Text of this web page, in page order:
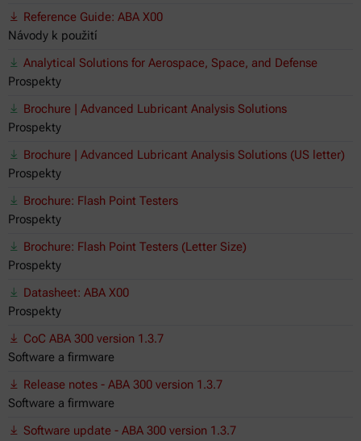
Reference Guide: ABA X00
Návody k použití
Analytical Solutions for Aerospace, Space, and Defense
Prospekty
Brochure | Advanced Lubricant Analysis Solutions
Prospekty
Brochure | Advanced Lubricant Analysis Solutions (US letter)
Prospekty
Brochure: Flash Point Testers
Prospekty
Brochure: Flash Point Testers (Letter Size)
Prospekty
Datasheet: ABA X00
Prospekty
CoC ABA 300 version 1.3.7
Software a firmware
Release notes - ABA 300 version 1.3.7
Software a firmware
Software update - ABA 300 version 1.3.7